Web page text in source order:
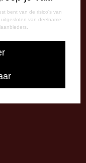
bent van de risico's van
van deelname
13.00 uur (i.p.v.